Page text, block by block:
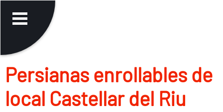
Persianas enrollables de
local Castellar del Riu